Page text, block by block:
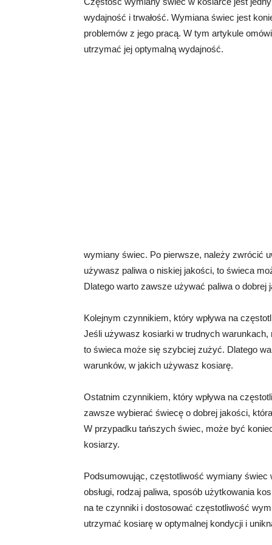
wydajność i trwałość. Wymiana świec jest
problemów z jego pracą. W tym artykule
utrzymać jej optymalną wydajność.
wymiany świec. Po pierwsze, należy zwrócić
używasz paliwa o niskiej jakości, to świeca
Dlatego warto zawsze używać paliwa o
Kolejnym czynnikiem, który wpływa na
Jeśli używasz kosiarki w trudnych warunkach,
to świeca może się szybciej zużyć. Dlatego
warunków, w jakich używasz kosiarę.
Ostatnim czynnikiem, który wpływa na
zawsze wybierać świecę o dobrej jakości, która
W przypadku tańszych świec, może być
kosiarzy.
Podsumowując, częstotliwość wymiany
obsługi, rodzaj paliwa, sposób użytkowania
na te czynniki i dostosować częstotliwość
utrzymać kosiarę w optymalnej kondycji i